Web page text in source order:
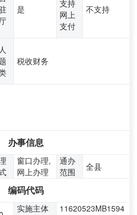
是
支持
网上
支付
不支持
税收财务
办事信息
窗口办理,
网上办理
通办
范围
全县
编码代码
实施主体
11620523MB1594